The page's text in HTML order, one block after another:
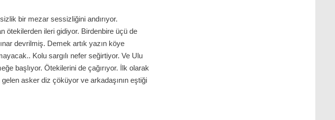
bir mezar sessizliğini andırıyor.
ötekilerden ileri gidiyor. Birdenbire üçü de
devrilmiş. Demek artık yazın köye
Kolu sargılı nefer seğirtiyor. Ve Ulu
başlıyor. Ötekilerini de çağırıyor. İlk olarak
asker diz çöküyor ve arkadaşının eştiği